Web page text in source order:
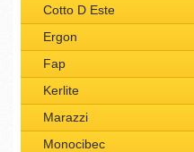
Cotto D Este
Ergon
Fap
Kerlite
Marazzi
Monocibec